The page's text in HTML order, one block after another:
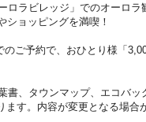
ラビレッジ」でのオーロラ
ョッピングを満喫！
のご予約で、おひとり様「
書、タウンマップ、エコバッ
す。内容が変更となる場合